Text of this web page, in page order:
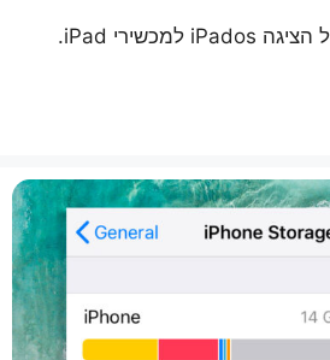
החל מהסתיו הזה, אפל הציגה iPados למכשירי iPad.